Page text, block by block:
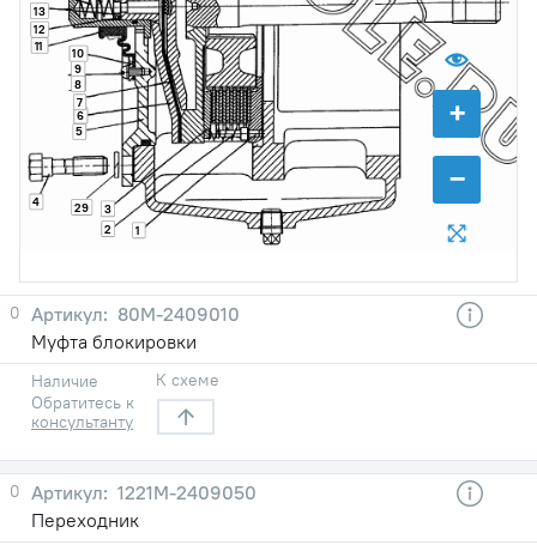
+
−
1
2
3
4
5
6
7
8
9
10
11
12
13
29
0
80М-2409010
Муфта блокировки
Наличие
Обратитесь к
консультанту
К схеме
0
1221М-2409050
Переходник